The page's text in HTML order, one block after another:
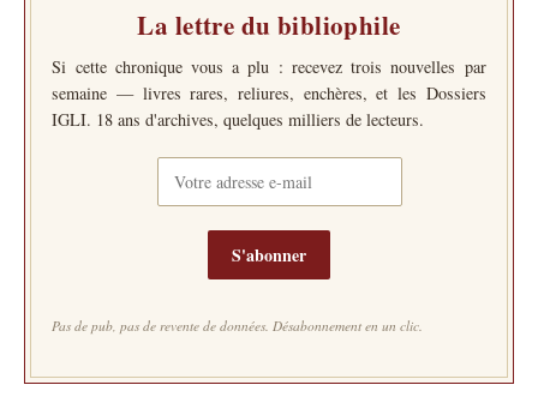
La lettre du bibliophile
Si cette chronique vous a plu : recevez trois nouvelles par
semaine — livres rares, reliures, enchères, et les Dossiers
IGLI. 18 ans d'archives, quelques milliers de lecteurs.
S'abonner
Pas de pub, pas de revente de données. Désabonnement en un clic.